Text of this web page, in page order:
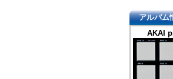
アルバム
AKAI